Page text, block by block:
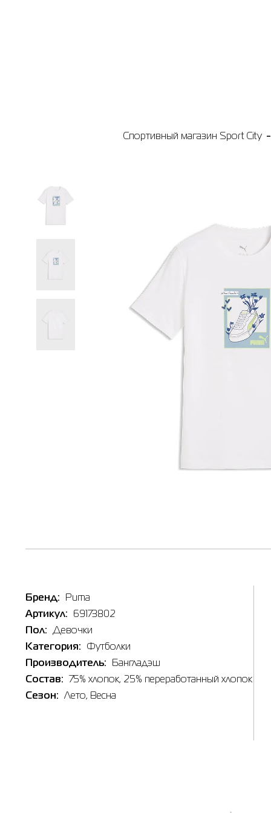
Спортивный магазин Sport City
Бренд:
Puma
Артикул:
69173802
Пол:
Девочки
Категория:
Футболки
Производитель:
Бангладэш
Состав:
75% хлопок, 25% переработанный хлопок
Сезон:
Лето, Весна